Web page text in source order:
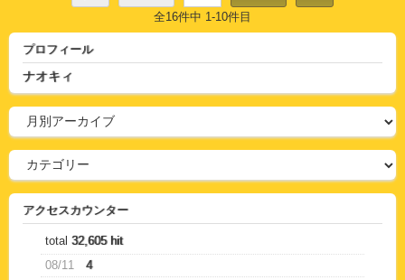
全16件中 1-10件目
プロフィール
ナオキィ
アクセスカウンター
total 32,605 hit
08/11
4